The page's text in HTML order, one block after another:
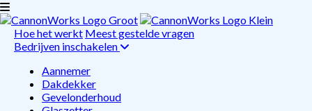
Hoe het werkt Meest gestelde vragen
Bedrijven inschakelen
Aannemer
Dakdekker
Gevelonderhoud